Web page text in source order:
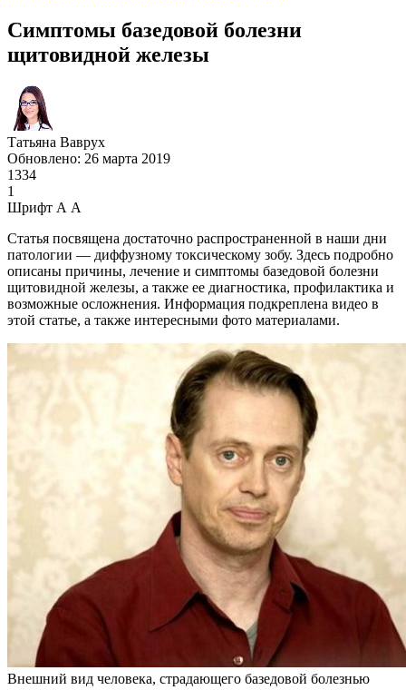
Симптомы базедовой болезни
щитовидной железы
Татьяна Ваврух
Обновлено: 26 марта 2019
1334
1
Шрифт А А
Статья посвящена достаточно распространенной в наши дни
патологии — диффузному токсическому зобу. Здесь подробно
описаны причины, лечение и симптомы базедовой болезни
щитовидной железы, а также ее диагностика, профилактика и
возможные осложнения. Информация подкреплена видео в
этой статье, а также интересными фото материалами.
Внешний вид человека, страдающего базедовой болезнью